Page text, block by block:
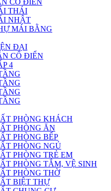
CỔ ĐIỂN
THÁI
NHẬT
MÁI BẰNG
ĐẠI
CỔ ĐIỂN
4
PHÒNG KHÁCH
PHÒNG ĂN
PHÒNG BẾP
PHÒNG NGỦ
PHÒNG TRẺ EM
PHÒNG TẮM, VỆ SINH
PHÒNG THỜ
BIỆT THỰ